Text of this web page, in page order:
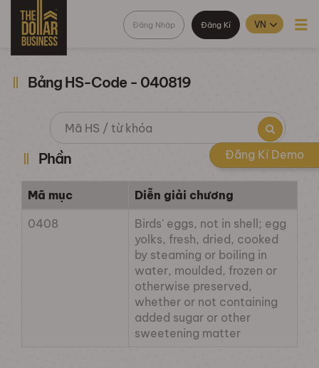
Đăng Nhập Đăng Kí
Bảng HS-Code - 040819
Phần
Mã mục
Diễn giải chương
0408
Birds' eggs, not in shell; egg
yolks, fresh, dried, cooked
by steaming or boiling in
water, moulded, frozen or
otherwise preserved,
whether or not containing
added sugar or other
sweetening matter
Đăng Kí Demo